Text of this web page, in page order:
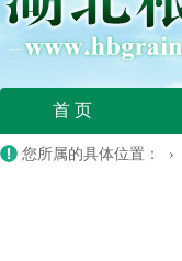
首 页
您所属的具体位置： ›